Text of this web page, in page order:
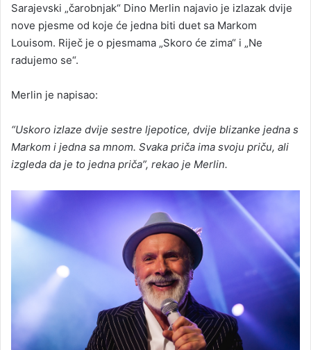
Sarajevski „čarobnjak“ Dino Merlin najavio je izlazak dvije
nove pjesme od koje će jedna biti duet sa Markom
Louisom. Riječ je o pjesmama „Skoro će zima“ i „Ne
radujemo se“.
Merlin je napisao:
“Uskoro izlaze dvije sestre ljepotice, dvije blizanke jedna s
Markom i jedna sa mnom. Svaka priča ima svoju priču, ali
izgleda da je to jedna priča”, rekao je Merlin.